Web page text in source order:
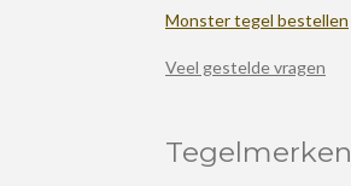
Monster tegel bestellen
Veel gestelde vragen
Tegelmerken